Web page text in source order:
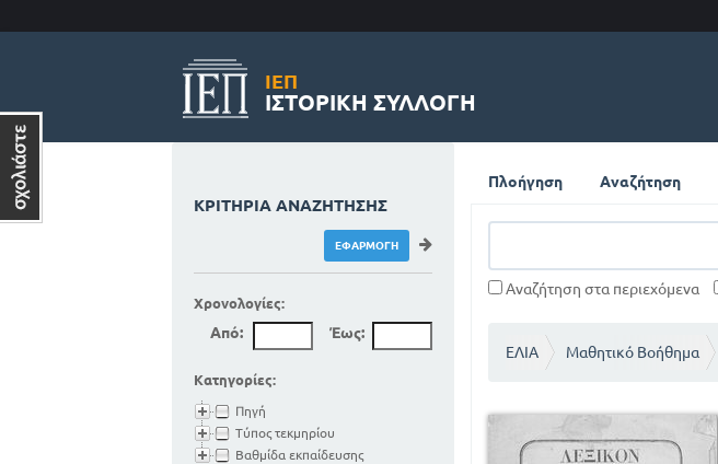
ΙΕΠ
ΙΣΤΟΡΙΚΉ ΣΥΛΛΟΓΉ
Πλοήγηση Αναζήτηση
Αναζήτηση στα περιεχόμενα
ΕΛΙΑ Μαθητικό Βοήθημα
ΚΡΙΤΉΡΙΑ ΑΝΑΖΉΤΗΣΗΣ
Χρονολογίες:
Από: Έως:
Κατηγορίες:
Πηγή
Τύπος τεκμηρίου
Βαθμίδα εκπαίδευσης